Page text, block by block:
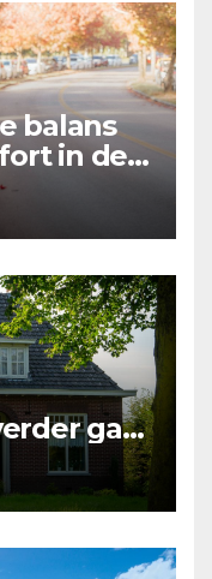
balans
in de
gaat